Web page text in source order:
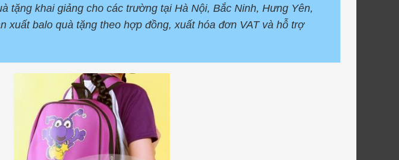
tặng khai giảng cho các trường tại Hà Nội, Bắc Ninh, Hưng Yên,
xuất balo quà tặng theo hợp đồng, xuất hóa đơn VAT và hỗ trợ